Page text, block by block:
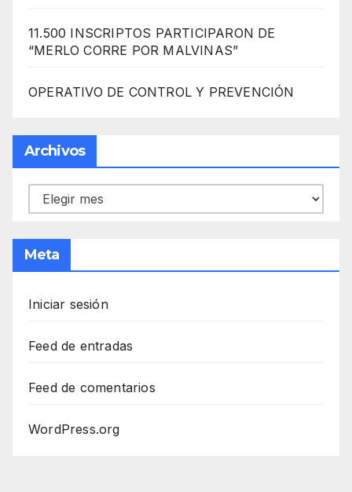
11.500 INSCRIPTOS PARTICIPARON DE
“MERLO CORRE POR MALVINAS”
OPERATIVO DE CONTROL Y PREVENCIÓN
Archivos
Archivos
Meta
Iniciar sesión
Feed de entradas
Feed de comentarios
WordPress.org